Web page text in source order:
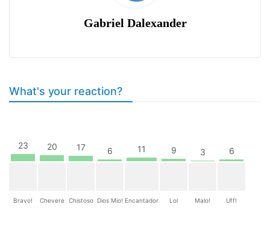
Gabriel Dalexander
What's your reaction?
23
Bravo!
20
Chevere
17
Chistoso
6
Dios Mio!
11
Encantador
9
Lol
3
Malo!
6
Uff!